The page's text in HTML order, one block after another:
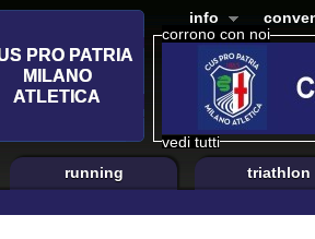
corrono con noi
vedi tutti
info
running triathlon